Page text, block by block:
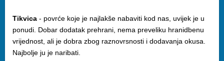
Tikvica - povrće koje je najlakše nabaviti kod nas, uvijek je u
ponudi. Dobar dodatak prehrani, nema preveliku hranidbenu
vrijednost, ali je dobra zbog raznovrsnosti i dodavanja okusa.
Najbolje ju je naribati.